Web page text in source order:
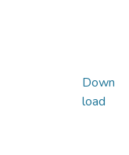
Down
load